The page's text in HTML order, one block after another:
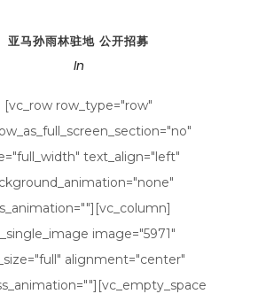
亚马孙雨林驻地 公开招募
In
[vc_row row_type="row"
text_align="left"
image="5971"
alignment="center"